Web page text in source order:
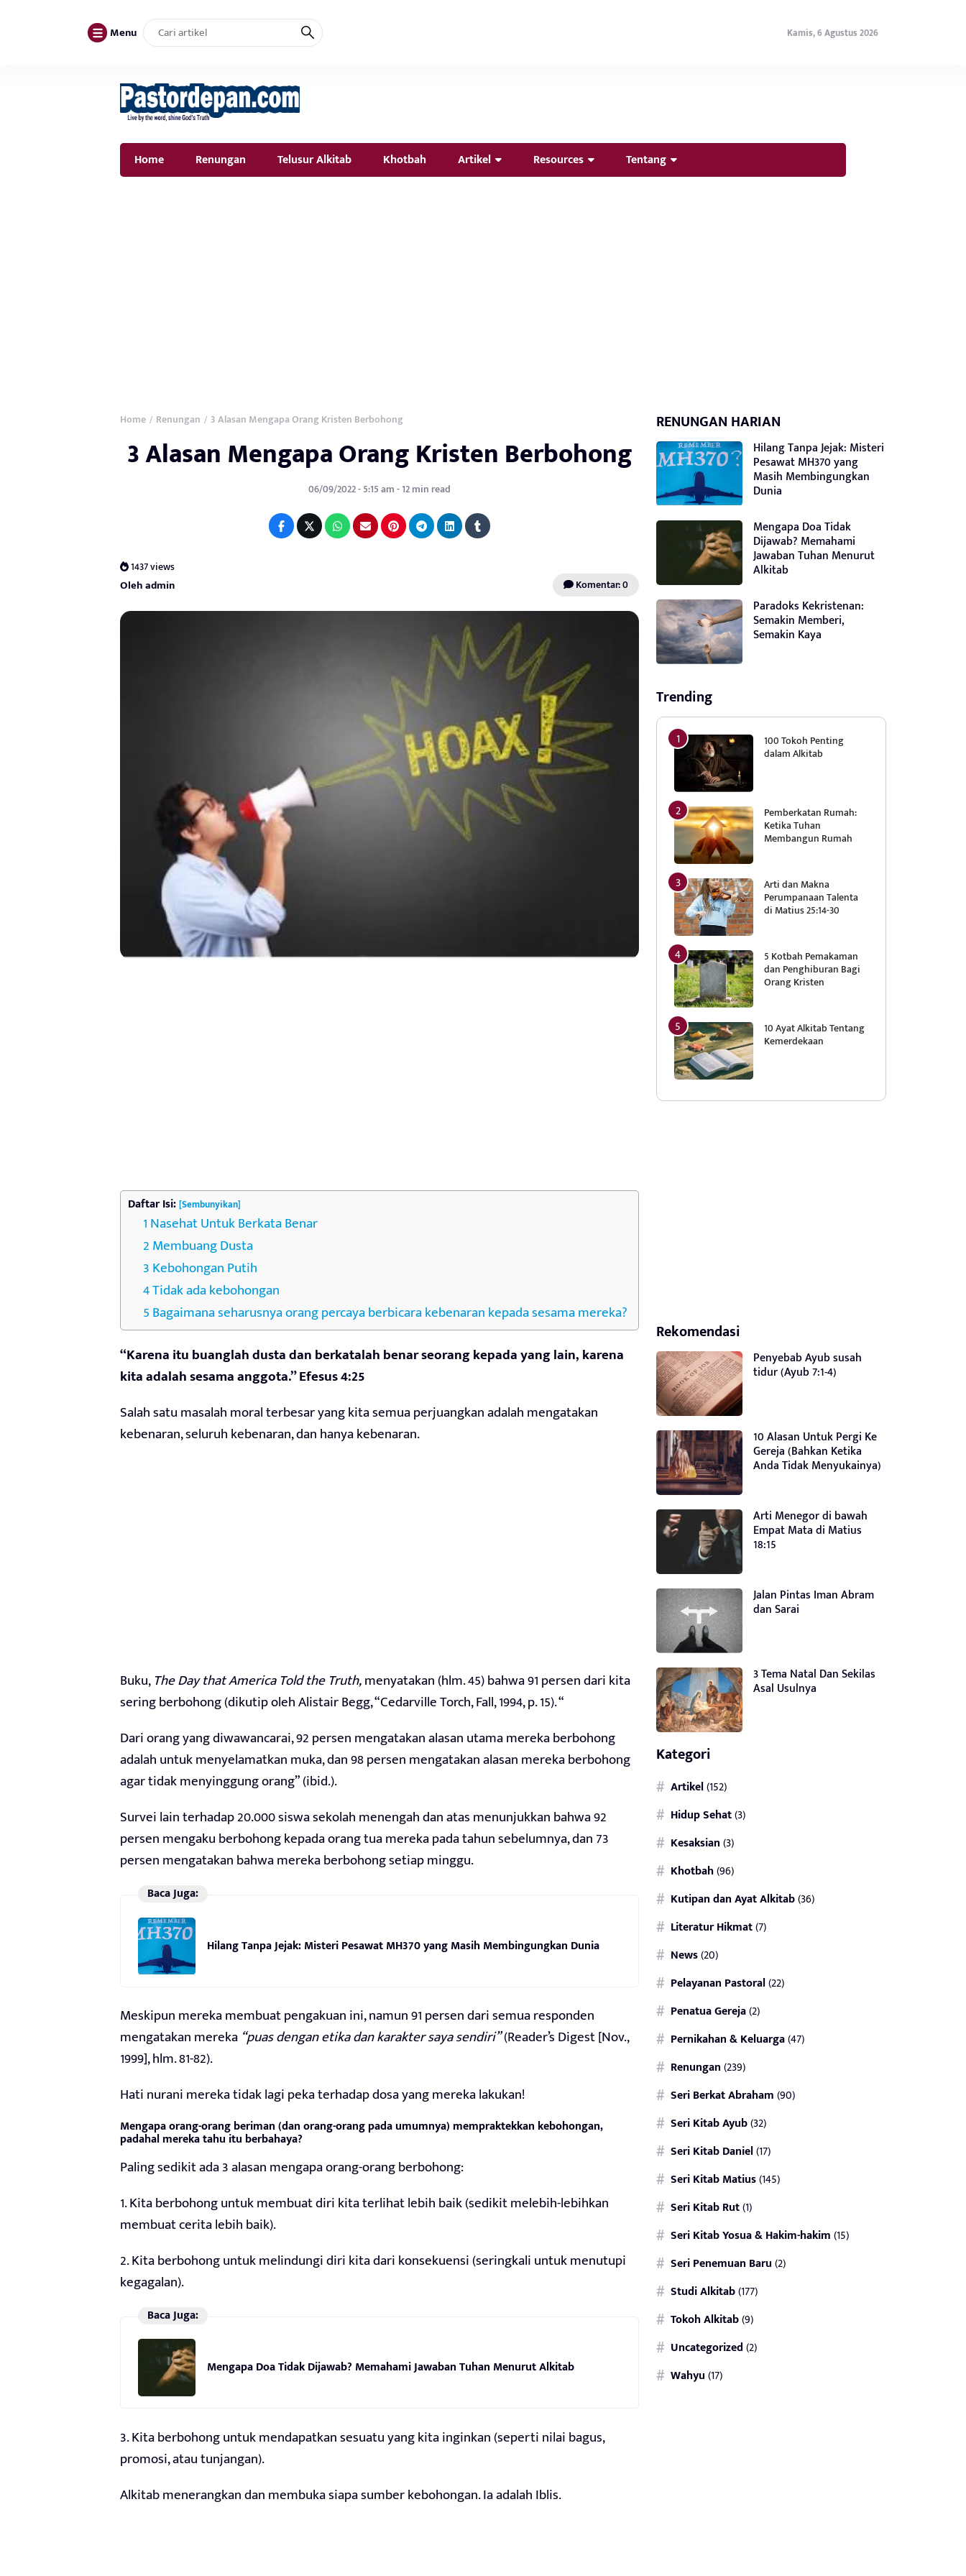
Menu Kamis, 6 Agustus 2026
Home Renungan Telusur Alkitab Khotbah Artikel Resources Tentang
Home / Renungan / 3 Alasan Mengapa Orang Kristen Berbohong
3 Alasan Mengapa Orang Kristen Berbohong
06/09/2022 - 5:15 am - 12 min read
1437 views
Oleh admin Komentar: 0
Daftar Isi:[Sembunyikan]
Nasehat Untuk Berkata Benar
Membuang Dusta
Kebohongan Putih
Tidak ada kebohongan
Bagaimana seharusnya orang percaya berbicara kebenaran kepada sesama mereka?
“Karena itu buanglah dusta dan berkatalah benar seorang kepada yang lain, karena
kita adalah sesama anggota.” Efesus 4:25
Salah satu masalah moral terbesar yang kita semua perjuangkan adalah mengatakan
kebenaran, seluruh kebenaran, dan hanya kebenaran.
Buku,The Day that America Told the Truth,menyatakan (hlm. 45) bahwa 91 persen dari kita
sering berbohong (dikutip oleh Alistair Begg, “Cedarville Torch, Fall, 1994, p. 15). “
Dari orang yang diwawancarai, 92 persen mengatakan alasan utama mereka berbohong
adalah untuk menyelamatkan muka, dan 98 persen mengatakan alasan mereka berbohong
agar tidak menyinggung orang” (ibid.).
Survei lain terhadap 20.000 siswa sekolah menengah dan atas menunjukkan bahwa 92
persen mengaku berbohong kepada orang tua mereka pada tahun sebelumnya, dan 73
persen mengatakan bahwa mereka berbohong setiap minggu.
Baca Juga:
Hilang Tanpa Jejak: Misteri Pesawat MH370 yang Masih Membingungkan Dunia
Meskipun mereka membuat pengakuan ini, namun 91 persen dari semua responden
mengatakan mereka “puas dengan etika dan karakter saya sendiri”(Reader’s Digest [Nov.,
1999], hlm. 81-82).
Hati nurani mereka tidak lagi peka terhadap dosa yang mereka lakukan!
Mengapa orang-orang beriman (dan orang-orang pada umumnya) mempraktekkan kebohongan,
padahal mereka tahu itu berbahaya?
Paling sedikit ada 3 alasan mengapa orang-orang berbohong:
1. Kita berbohong untuk membuat diri kita terlihat lebih baik (sedikit melebih-lebihkan
membuat cerita lebih baik).
2. Kita berbohong untuk melindungi diri kita dari konsekuensi (seringkali untuk menutupi
kegagalan).
Baca Juga:
Mengapa Doa Tidak Dijawab? Memahami Jawaban Tuhan Menurut Alkitab
3. Kita berbohong untuk mendapatkan sesuatu yang kita inginkan (seperti nilai bagus,
promosi, atau tunjangan).
Alkitab menerangkan dan membuka siapa sumber kebohongan. Ia adalah Iblis.
RENUNGAN HARIAN
Hilang Tanpa Jejak: Misteri
Pesawat MH370 yang
Masih Membingungkan
Dunia
Mengapa Doa Tidak
Dijawab? Memahami
Jawaban Tuhan Menurut
Alkitab
Paradoks Kekristenan:
Semakin Memberi,
Semakin Kaya
Trending
100 Tokoh Penting
dalam Alkitab
Pemberkatan Rumah:
Ketika Tuhan
Membangun Rumah
Arti dan Makna
Perumpanaan Talenta
di Matius 25:14-30
5 Kotbah Pemakaman
dan Penghiburan Bagi
Orang Kristen
10 Ayat Alkitab Tentang
Kemerdekaan
Rekomendasi
Penyebab Ayub susah
tidur (Ayub 7:1-4)
10 Alasan Untuk Pergi Ke
Gereja (Bahkan Ketika
Anda Tidak Menyukainya)
Arti Menegor di bawah
Empat Mata di Matius
18:15
Jalan Pintas Iman Abram
dan Sarai
3 Tema Natal Dan Sekilas
Asal Usulnya
Kategori
Artikel(152)
Hidup Sehat(3)
Kesaksian(3)
Khotbah(96)
Kutipan dan Ayat Alkitab(36)
Literatur Hikmat(7)
News(20)
Pelayanan Pastoral(22)
Penatua Gereja(2)
Pernikahan & Keluarga(47)
Renungan(239)
Seri Berkat Abraham(90)
Seri Kitab Ayub(32)
Seri Kitab Daniel(17)
Seri Kitab Matius(145)
Seri Kitab Rut(1)
Seri Kitab Yosua & Hakim-hakim(15)
Seri Penemuan Baru(2)
Studi Alkitab(177)
Tokoh Alkitab(9)
Uncategorized(2)
Wahyu(17)